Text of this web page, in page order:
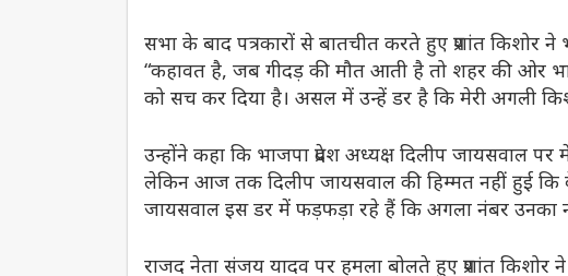
सभा के बाद पत्रकारों से बातचीत करते हुए प्रशांत
“कहावत है, जब गीदड़ की मौत आती है तो शहर की ओर
को सच कर दिया है। असल में उन्हें डर है कि मेरी अगली
उन्होंने कहा कि भाजपा प्रदेश अध्यक्ष दिलीप जायसवाल
लेकिन आज तक दिलीप जायसवाल की हिम्मत नहीं हुई
जायसवाल इस डर में फड़फड़ा रहे हैं कि अगला नंबर उनका
राजद नेता संजय यादव पर हमला बोलते हुए प्रशांत किशोर